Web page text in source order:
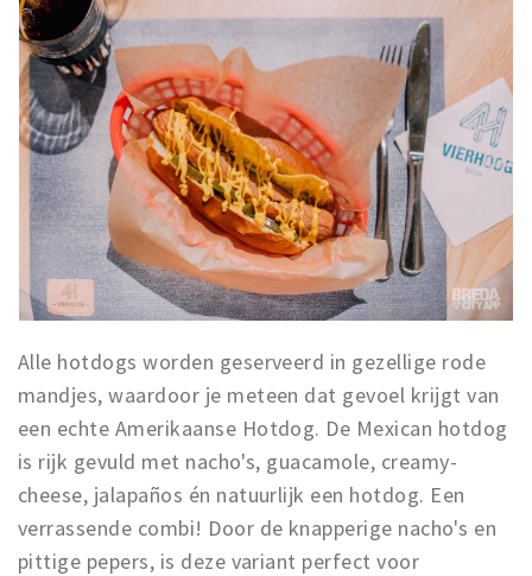
Alle hotdogs worden geserveerd in gezellige rode
mandjes, waardoor je meteen dat gevoel krijgt van
een echte Amerikaanse Hotdog. De Mexican hotdog
is rijk gevuld met nacho's, guacamole, creamy-
cheese, jalapaños én natuurlijk een hotdog. Een
verrassende combi! Door de knapperige nacho's en
pittige pepers, is deze variant perfect voor